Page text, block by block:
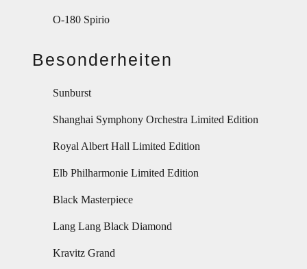
O-180 Spirio
Besonderheiten
Sunburst
Shanghai Symphony Orchestra Limited Edition
Royal Albert Hall Limited Edition
Elb Philharmonie Limited Edition
Black Masterpiece
Lang Lang Black Diamond
Kravitz Grand